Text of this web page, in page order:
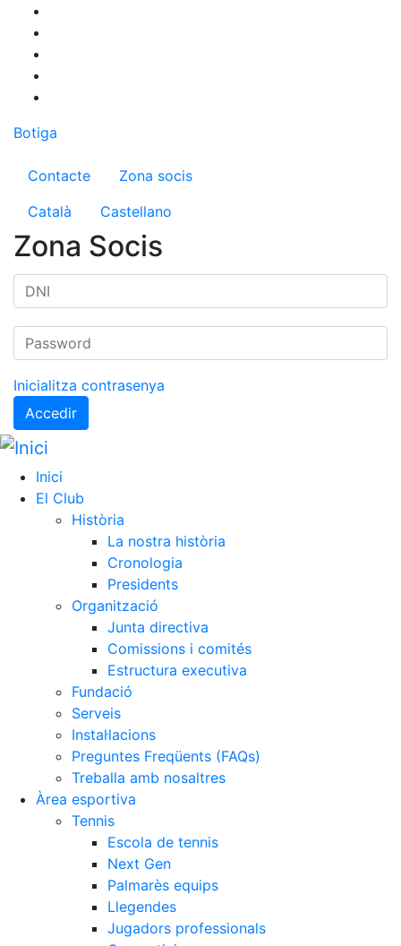
contingut
Botiga
Menú del compte d'usuari
Contacte
Zona socis
Català
Castellano
Zona Socis
Inicialitza contrasenya
Accedir
Inici
El Club
Història
La nostra història
Cronologia
Presidents
Organització
Junta directiva
Comissions i comités
Estructura executiva
Fundació
Serveis
Instal·lacions
Preguntes Freqüents (FAQs)
Treballa amb nosaltres
Àrea esportiva
Tennis
Escola de tennis
Next Gen
Palmarès equips
Llegendes
Jugadors professionals